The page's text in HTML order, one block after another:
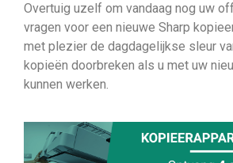
Overtuig uzelf om vandaag nog uw
vragen voor een nieuwe Sharp
met plezier de dagdagelijkse sleur
kopieën doorbreken als u met uw
kunnen werken.